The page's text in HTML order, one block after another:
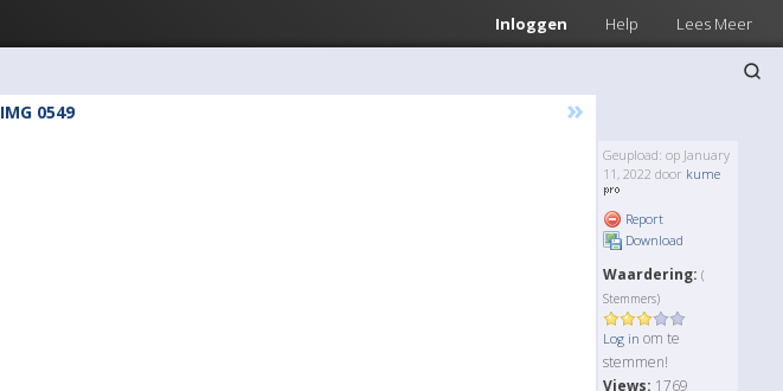
Inloggen Help Lees Meer
IMG 0549 »
Geupload: op January
11, 2022 door kume
Report
Download
Waardering: (
Stemmers)
Log in om te
stemmen!
Views: 1769